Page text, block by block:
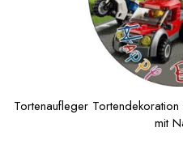
Tortenaufleger
mit